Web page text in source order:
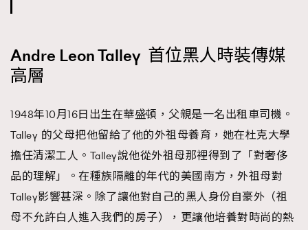
Andre Leon Talley 首位黑人時裝傳媒
高層
1948年10月16日出生在華盛頓，父親是一名出租車司機。
Talley 的父母把他留給了他的外祖母養育，她在杜克大學
擔任清潔工人。Talley說他從外祖母那裡得到了「對奢侈
品的理解」。在種族隔離的年代的美國南方，外祖母對
Talley影響甚深。除了讓他對自己的黑人身份自豪外（祖
母不允許白人進入我們的房子），更讓他培養對時尚的熱